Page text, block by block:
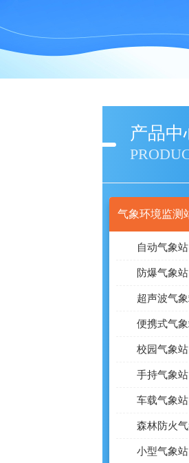
产品中
气象环境监测
自动气象站
防爆气象站
超声波气
便携式气
校园气象站
手持气象站
车载气象站
森林防火
小型气象站